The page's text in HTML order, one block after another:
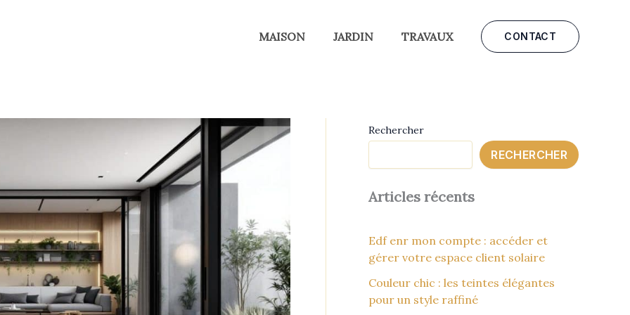
MAISON JARDIN TRAVAUX CONTACT
Rechercher
RECHERCHER
Articles récents
Edf enr mon compte : accéder et
gérer votre espace client solaire
Couleur chic : les teintes élégantes
pour un style raffiné